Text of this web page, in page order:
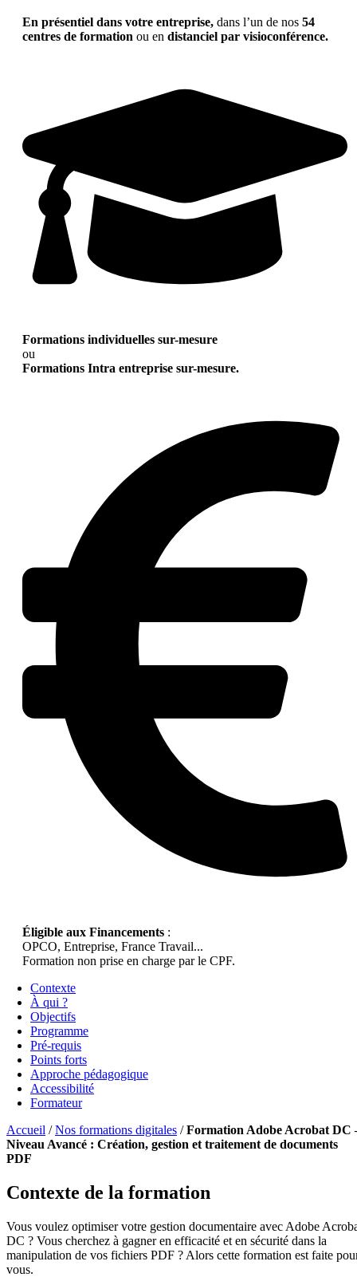
En présentiel dans votre entreprise, dans l’un de nos 54
centres de formation ou en distanciel par visioconférence.
Formations individuelles sur-mesure
ou
Formations Intra entreprise sur-mesure.
Éligible aux Financements :
OPCO, Entreprise, France Travail...
Formation non prise en charge par le CPF.
Contexte
À qui ?
Objectifs
Programme
Pré-requis
Points forts
Approche pédagogique
Accessibilité
Formateur
Accueil /Nos formations digitales /Formation Adobe Acrobat DC
Niveau Avancé : Création, gestion et traitement de documents
PDF
Contexte de la formation
Vous voulez optimiser votre gestion documentaire avec Adobe
DC ? Vous cherchez à gagner en efficacité et en sécurité dans la
manipulation de vos fichiers PDF ? Alors cette formation est faite
vous.